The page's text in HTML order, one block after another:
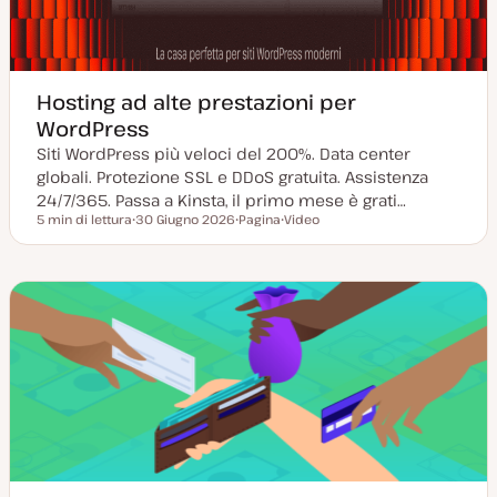
Hosting ad alte prestazioni per
WordPress
Siti WordPress più veloci del 200%. Data center
globali. Protezione SSL e DDoS gratuita. Assistenza
24/7/365. Passa a Kinsta, il primo mese è grati…
Tempo di lettura
5 min di lettura
a
a
g
i
o
r
n
30 Giugno 2026
o
t
y
Pagina
i
o
d
i
c
e
n
o
Video